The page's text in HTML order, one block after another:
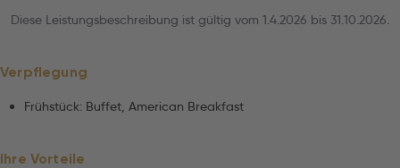
Diese Leistungsbeschreibung ist gültig vom 1.4.2026 bis 31.10.2026.
Verpflegung
Frühstück: Buffet, American Breakfast
Ihre Vorteile